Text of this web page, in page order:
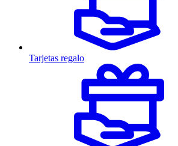
Tarjetas regalo